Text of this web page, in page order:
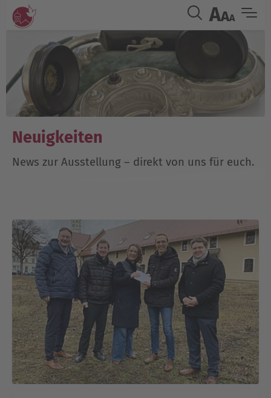
AAA
Neuigkeiten
News zur Ausstellung – direkt von uns für euch.